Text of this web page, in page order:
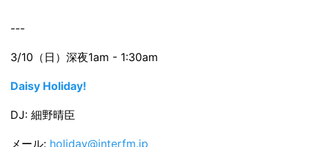
---
3/10（日）深夜1am - 1:30am
Daisy Holiday!
DJ: 細野晴臣
メール: holiday@interfm.jp